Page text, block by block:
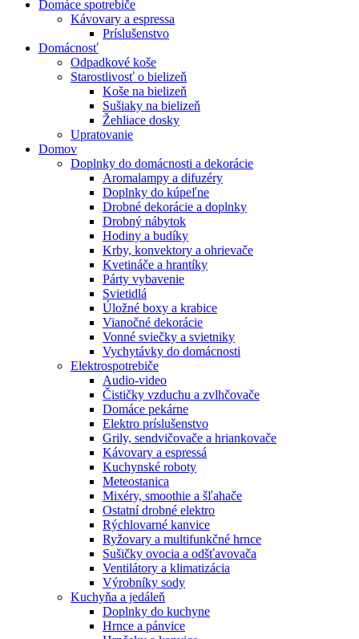
Domáce spotrebiče
Kávovary a espressa
Príslušenstvo
Domácnosť
Odpadkové koše
Starostlivosť o bielizeň
Koše na bielizeň
Sušiaky na bielizeň
Žehliace dosky
Upratovanie
Domov
Doplnky do domácnosti a dekorácie
Aromalampy a difuzéry
Doplnky do kúpeľne
Drobné dekorácie a doplnky
Drobný nábytok
Hodiny a budíky
Krby, konvektory a ohrievače
Kvetináče a hrantíky
Párty vybavenie
Svietidlá
Úložné boxy a krabice
Vianočné dekorácie
Vonné sviečky a svietniky
Vychytávky do domácnosti
Elektrospotrebiče
Audio-video
Čističky vzduchu a zvlhčovače
Domáce pekárne
Elektro príslušenstvo
Grily, sendvičovače a hriankovače
Kávovary a espressá
Kuchynské roboty
Meteostanica
Mixéry, smoothie a šľahače
Ostatní drobné elektro
Rýchlovarné kanvice
Ryžovary a multifunkčné hrnce
Sušičky ovocia a odšťavovača
Ventilátory a klimatizácia
Výrobníky sody
Kuchyňa a jedáleň
Doplnky do kuchyne
Hrnce a pánvice